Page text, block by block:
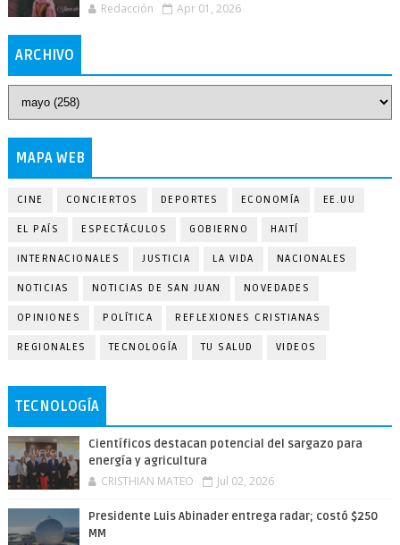
Redacción Apr 01, 2026
ARCHIVO
MAPA WEB
CINE CONCIERTOS DEPORTES ECONOMÍA EE.UU
EL PAÍS ESPECTÁCULOS GOBIERNO HAITÍ
INTERNACIONALES JUSTICIA LA VIDA NACIONALES
NOTICIAS NOTICIAS DE SAN JUAN NOVEDADES
OPINIONES POLÍTICA REFLEXIONES CRISTIANAS
REGIONALES TECNOLOGÍA TU SALUD VIDEOS
TECNOLOGÍA
Científicos destacan potencial del sargazo para
energía y agricultura
CRISTHIAN MATEO Jul 02, 2026
Presidente Luis Abinader entrega radar; costó $250
MM